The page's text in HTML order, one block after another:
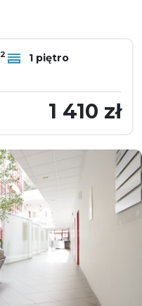
2
1 piętro
1 410 zł